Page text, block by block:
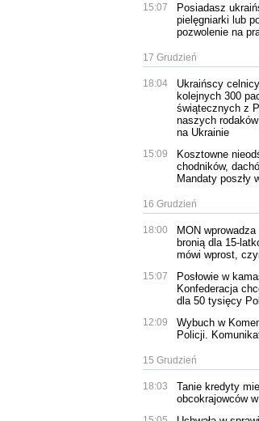
15:07
Posiadasz
pielęgniarki lub
pozwolenie na
17 Grudzień
18:04
Ukraińscy
kolejnych 300
świątecznych z
naszych
na Ukrainie
15:09
Kosztowne
chodników,
Mandaty poszły
16 Grudzień
18:00
MON
bronią dla 15-
mówi wprost,
15:07
Posłowie w
Konfederacja
dla 50 tysięcy
12:09
Wybuch w
Policji.
15 Grudzień
18:03
Tanie kredyty
obcokrajowców